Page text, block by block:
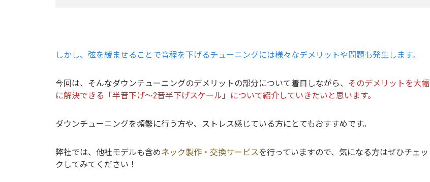
しかし、弦を緩ませることで音程を下げるチューニングには様々なデメリットや問題も発生します。
今回は、そんなダウンチューニングのデメリットの部分について着目しながら、
そのデメリットを大幅
に解決できる「半音下げ～2音半下げスケール」について紹介していきたいと思います。
ダウンチューニングを頻繁に行う方や、ストレス感じている方にとてもおすすめです。
弊社では、他社モデルも含め ネック製作・交換サービスを行っていますので、気になる方はぜひチェッ
クしてみてください！